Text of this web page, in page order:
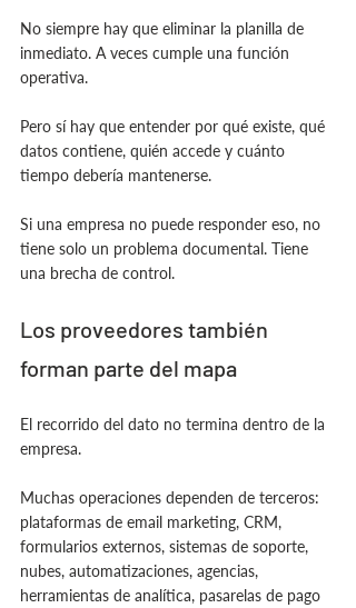
No siempre hay que eliminar la planilla de
inmediato. A veces cumple una función
operativa.
Pero sí hay que entender por qué existe, qué
datos contiene, quién accede y cuánto
tiempo debería mantenerse.
Si una empresa no puede responder eso, no
tiene solo un problema documental. Tiene
una brecha de control.
Los proveedores también
forman parte del mapa
El recorrido del dato no termina dentro de la
empresa.
Muchas operaciones dependen de terceros:
plataformas de email marketing, CRM,
formularios externos, sistemas de soporte,
nubes, automatizaciones, agencias,
herramientas de analítica, pasarelas de pago